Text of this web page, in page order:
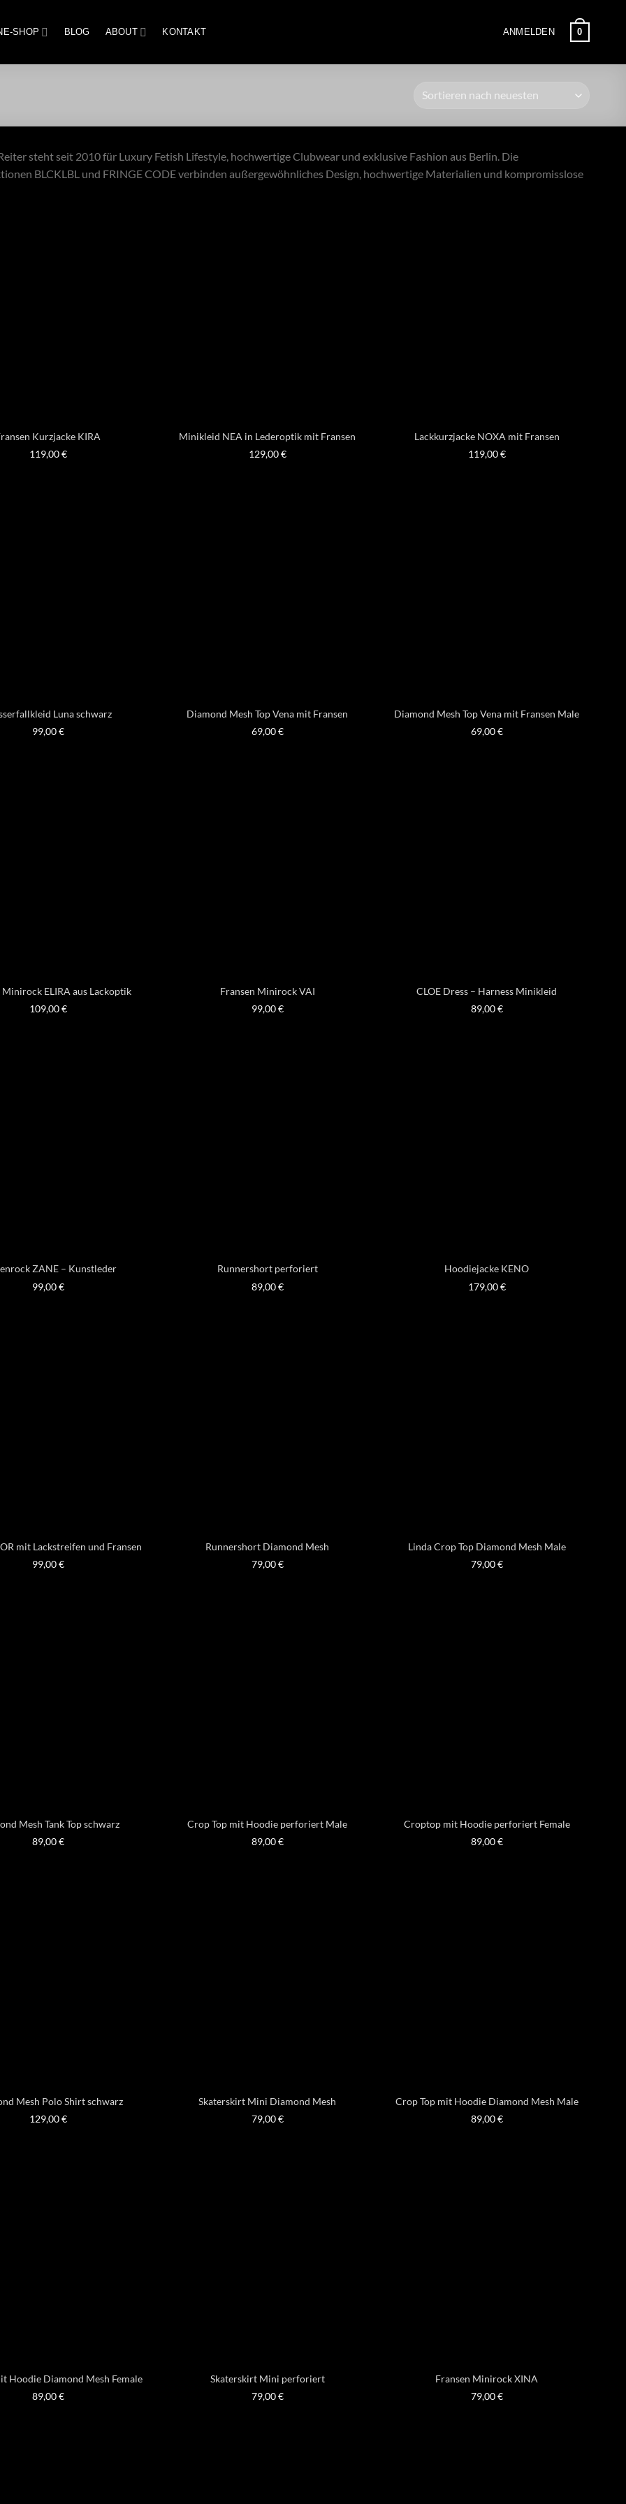
SHOP BLOG ABOUT KONTAKT ANMELDEN 0
steht seit 2010 für Luxury Fetish Lifestyle, hochwertige Clubwear und exklusive Fashion aus Berlin. Die
BLCKLBL und FRINGE CODE verbinden außergewöhnliches Design, hochwertige Materialien und kompromisslose
Kurzjacke KIRA
119,00€
Minikleid NEA in Lederoptik mit Fransen
129,00€
Lackkurzjacke NOXA mit Fransen
119,00€
Luna schwarz
99,00€
Diamond Mesh Top Vena mit Fransen
69,00€
Diamond Mesh Top Vena mit Fransen Male
69,00€
Minirock ELIRA aus Lackoptik
109,00€
Fransen Minirock VAI
99,00€
CLOE Dress – Harness Minikleid
89,00€
ZANE – Kunstleder
99,00€
Runnershort perforiert
89,00€
Hoodiejacke KENO
179,00€
mit Lackstreifen und Fransen
99,00€
Runnershort Diamond Mesh
79,00€
Linda Crop Top Diamond Mesh Male
79,00€
Mesh Tank Top schwarz
89,00€
Crop Top mit Hoodie perforiert Male
89,00€
Croptop mit Hoodie perforiert Female
89,00€
Mesh Polo Shirt schwarz
129,00€
Skaterskirt Mini Diamond Mesh
79,00€
Crop Top mit Hoodie Diamond Mesh Male
89,00€
Hoodie Diamond Mesh Female
89,00€
Skaterskirt Mini perforiert
79,00€
Fransen Minirock XINA
79,00€